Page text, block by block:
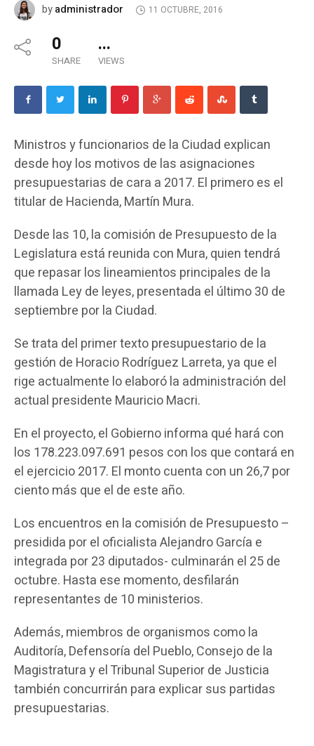
byadministrador 11 OCTUBRE, 2016
0
SHARE
...
VIEWS
Ministros y funcionarios de la Ciudad explican
desde hoy los motivos de las asignaciones
presupuestarias de cara a 2017. El primero es el
titular de Hacienda, Martín Mura.
Desde las 10, la comisión de Presupuesto de la
Legislatura está reunida con Mura, quien tendrá
que repasar los lineamientos principales de la
llamada Ley de leyes, presentada el último 30 de
septiembre por la Ciudad.
Se trata del primer texto presupuestario de la
gestión de Horacio Rodríguez Larreta, ya que el
rige actualmente lo elaboró la administración del
actual presidente Mauricio Macri.
En el proyecto, el Gobierno informa qué hará con
los 178.223.097.691 pesos con los que contará en
el ejercicio 2017. El monto cuenta con un 26,7 por
ciento más que el de este año.
Los encuentros en la comisión de Presupuesto –
presidida por el oficialista Alejandro García e
integrada por 23 diputados- culminarán el 25 de
octubre. Hasta ese momento, desfilarán
representantes de 10 ministerios.
Además, miembros de organismos como la
Auditoría, Defensoría del Pueblo, Consejo de la
Magistratura y el Tribunal Superior de Justicia
también concurrirán para explicar sus partidas
presupuestarias.